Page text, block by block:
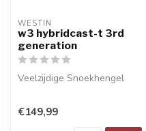
WESTIN
w3 hybridcast-t 3rd
generation
Veelzijdige Snoekhengel
€149,99